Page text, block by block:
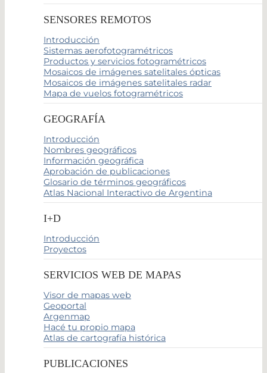
SENSORES REMOTOS
Introducción
Sistemas aerofotogramétricos
Productos y servicios fotogramétricos
Mosaicos de imágenes satelitales ópticas
Mosaicos de imágenes satelitales radar
Mapa de vuelos fotogramétricos
GEOGRAFÍA
Introducción
Nombres geográficos
Información geográfica
Aprobación de publicaciones
Glosario de términos geográficos
Atlas Nacional Interactivo de Argentina
I+D
Introducción
Proyectos
SERVICIOS WEB DE MAPAS
Visor de mapas web
Geoportal
Argenmap
Hacé tu propio mapa
Atlas de cartografía histórica
PUBLICACIONES